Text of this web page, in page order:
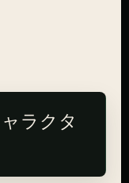
ラクタ